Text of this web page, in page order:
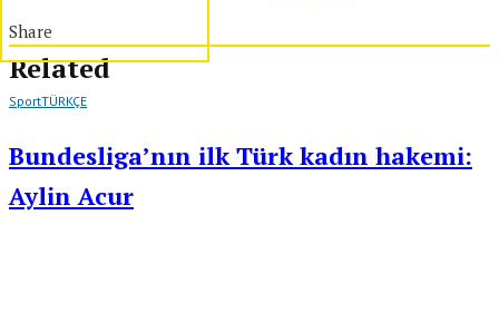
Share
Related
SportTÜRKÇE
Bundesliga’nın ilk Türk kadın hakemi:
Aylin Acur